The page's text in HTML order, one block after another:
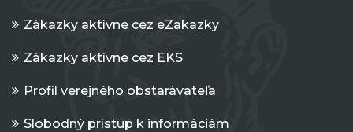
Zákazky aktívne cez eZakazky
Zákazky aktívne cez EKS
Profil verejného obstarávateľa
Slobodný prístup k informáciám